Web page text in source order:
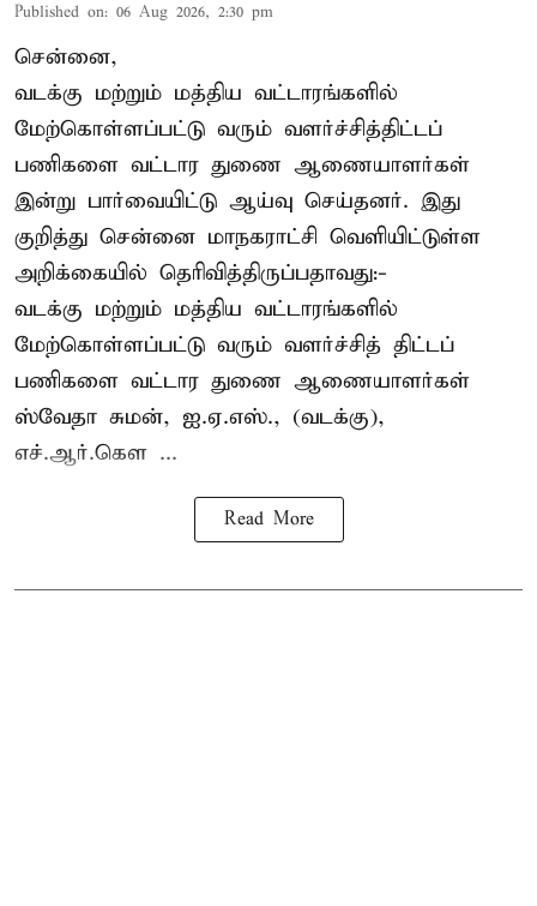
Published on: 06 Aug 2026, 2:30 pm
சென்னை,
வடக்கு மற்றும் மத்திய வட்டாரங்களில்
மேற்கொள்ளப்பட்டு வரும் வளர்ச்சித்திட்டப்
பணிகளை வட்டார துணை ஆணையாளர்கள்
இன்று பார்வையிட்டு ஆய்வு செய்தனர். இது
குறித்து சென்னை மாநகராட்சி வெளியிட்டுள்ள
அறிக்கையில் தெரிவித்திருப்பதாவது:-
வடக்கு மற்றும் மத்திய வட்டாரங்களில்
மேற்கொள்ளப்பட்டு வரும் வளர்ச்சித் திட்டப்
பணிகளை வட்டார துணை ஆணையாளர்கள்
ஸ்வேதா சுமன், ஐ.ஏ.எஸ்., (வடக்கு),
எச்.ஆர்.கௌ ...
Read More